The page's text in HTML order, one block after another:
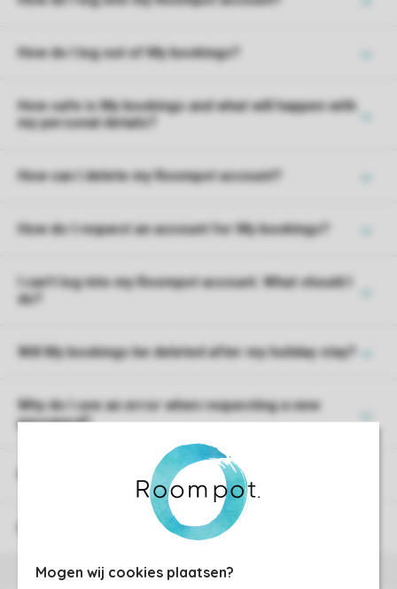
Mogen wij cookies plaatsen?
How do I log out of My bookings?
How safe is My bookings and what will happen with
my personal details?
How can I delete my Roompot account?
How do I request an account for My bookings?
I can't log into my Roompot account. What should I
do?
Will My bookings be deleted after my holiday stay?
Why do I see an error when requesting a new
password?
What is My bookings?
What should I do if I forget my password?